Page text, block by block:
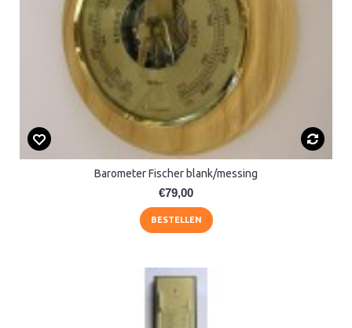
Barometer Fischer blank/messing
€79,00
BESTELLEN